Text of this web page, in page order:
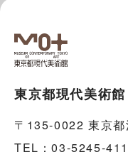
東京都現代美術館
〒135-0022 東京
TEL：03-5245-